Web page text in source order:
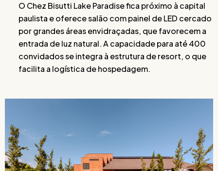
O Chez Bisutti Lake Paradise fica próximo à capital
paulista e oferece salão com painel de LED cercado
por grandes áreas envidraçadas, que favorecem a
entrada de luz natural. A capacidade para até 400
convidados se integra à estrutura de resort, o que
facilita a logística de hospedagem.